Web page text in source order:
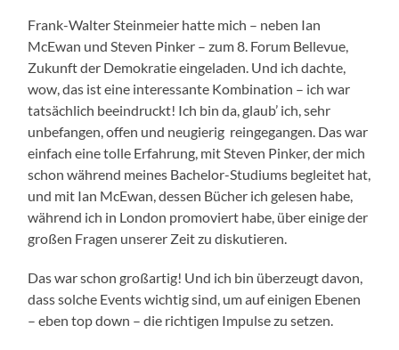
Frank-Walter Steinmeier hatte mich – neben Ian
McEwan und Steven Pinker – zum 8. Forum Bellevue,
Zukunft der Demokratie eingeladen. Und ich dachte,
wow, das ist eine interessante Kombination – ich war
tatsächlich beeindruckt! Ich bin da, glaub’ ich, sehr
unbefangen, offen und neugierig reingegangen. Das war
einfach eine tolle Erfahrung, mit Steven Pinker, der mich
schon während meines Bachelor-Studiums begleitet hat,
und mit Ian McEwan, dessen Bücher ich gelesen habe,
während ich in London promoviert habe, über einige der
großen Fragen unserer Zeit zu diskutieren.
Das war schon großartig! Und ich bin überzeugt davon,
dass solche Events wichtig sind, um auf einigen Ebenen
– eben top down – die richtigen Impulse zu setzen.